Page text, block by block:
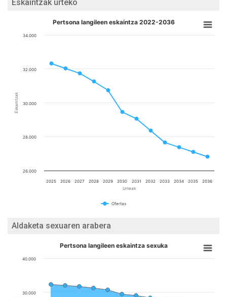
Eskaintzak urteko
Urteak
Eskaintzak
Pertsona langileen eskaintza 2022-2036
Ofertas
2025 2026 2027 2028 2029 2030 2031 2032 2033 2034 2035 2036
26.000
28.000
30.000
32.000
34.000
Aldaketa sexuaren arabera
Pertsona langileen eskaintza sexuka
30.000
40.000